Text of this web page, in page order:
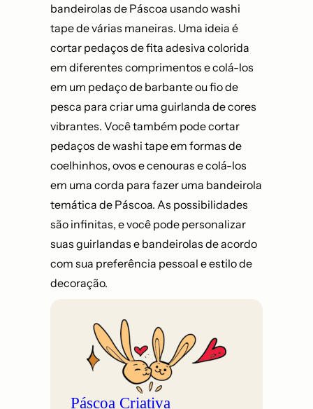
bandeirolas de Páscoa usando washi
tape de várias maneiras. Uma ideia é
cortar pedaços de fita adesiva colorida
em diferentes comprimentos e colá-los
em um pedaço de barbante ou fio de
pesca para criar uma guirlanda de cores
vibrantes. Você também pode cortar
pedaços de washi tape em formas de
coelhinhos, ovos e cenouras e colá-los
em uma corda para fazer uma bandeirola
temática de Páscoa. As possibilidades
são infinitas, e você pode personalizar
suas guirlandas e bandeirolas de acordo
com sua preferência pessoal e estilo de
decoração.
Páscoa Criativa